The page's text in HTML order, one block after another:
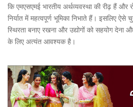
कि एमएसएमई भारतीय अर्थव्यवस्था की रीढ़ हैं और
निर्यात में महत्वपूर्ण भूमिका निभाते हैं। इसलिए ऐसे
स्थिरता बनाए रखना और उद्योगों को सहयोग देना
के लिए अत्यंत आवश्यक है।